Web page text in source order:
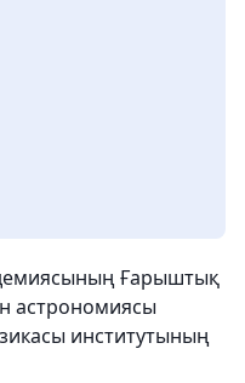
Ғарыштық
астрономиясы
институтының